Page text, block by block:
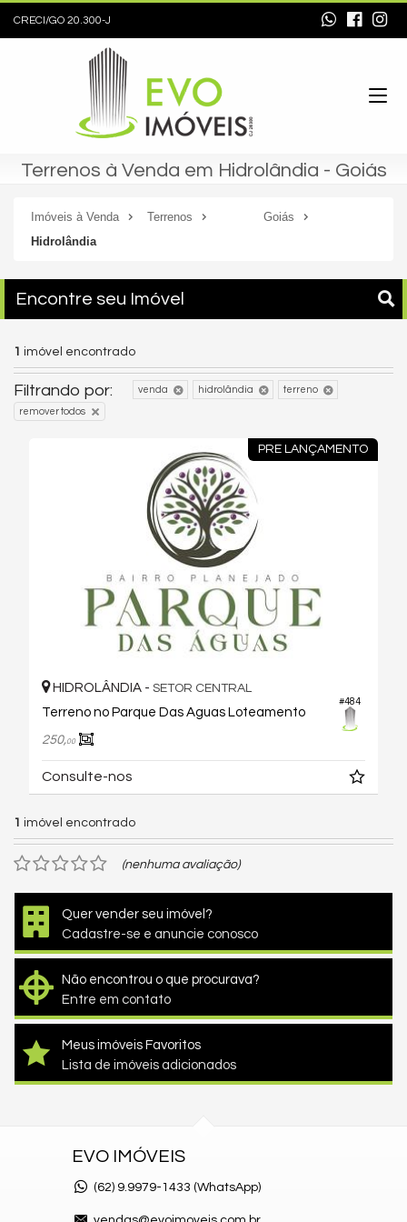
CRECI/GO 20.300-J
Terrenos à Venda em Hidrolândia - Goiás
Imóveis à Venda Terrenos
Goiás
Hidrolândia
Encontre seu Imóvel
1 imóvel encontrado
Filtrando por: venda hidrolândia terreno
remover todos
PRE LANÇAMENTO
#484
HIDROLÂNDIA - SETOR CENTRAL
Terreno no Parque Das Aguas Loteamento
250,00
Consulte-nos
1 imóvel encontrado
(nenhuma avaliação)
Quer vender seu imóvel?
Cadastre-se e anuncie conosco
Não encontrou o que procurava?
Entre em contato
Meus imóveis Favoritos
Lista de imóveis adicionados
EVO IMÓVEIS
(62) 9.9979-1433 (WhatsApp)